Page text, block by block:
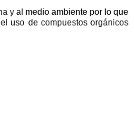
y al medio ambiente por lo que
el uso de compuestos orgánicos